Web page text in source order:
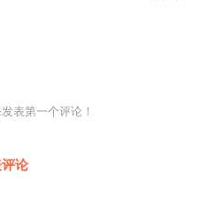
表第一个评论！
论